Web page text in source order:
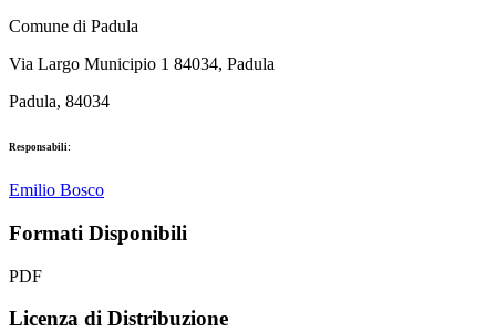
Comune di Padula
Via Largo Municipio 1 84034, Padula
Padula, 84034
Responsabili:
Emilio Bosco
Formati Disponibili
PDF
Licenza di Distribuzione